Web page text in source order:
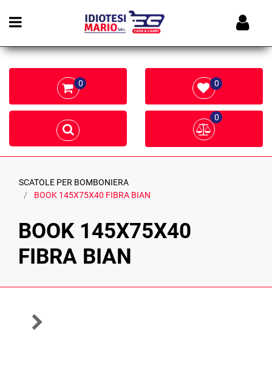
Open menu
0 0
0
SCATOLE PER BOMBONIERA
BOOK 145X75X40 FIBRA BIAN
BOOK 145X75X40
FIBRA BIAN